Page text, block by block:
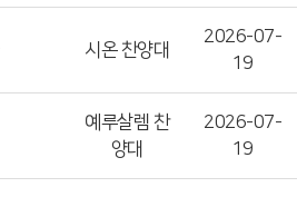
시온 찬양대
2026-07-
19
예루살렘 찬
양대
2026-07-
19